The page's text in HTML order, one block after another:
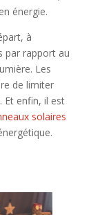
énergie.
à
par rapport au
Les
de limiter
Et enfin, il est
solaires